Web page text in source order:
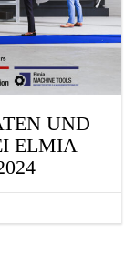
UND
ELMIA